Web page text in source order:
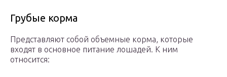
Грубые корма
Представляют собой объемные корма, которые
входят в основное питание лошадей. К ним
относится: